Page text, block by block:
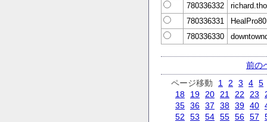
780336332
780336331
HealPro80
780336330
前の
ページ移動
1 2 3 4 5
18
19 20 21 22 23
35 36 37 38 39 40
52
53 54 55 56 57